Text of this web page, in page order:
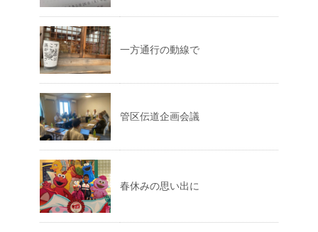
一方通行の動線で
管区伝道企画会議
春休みの思い出に